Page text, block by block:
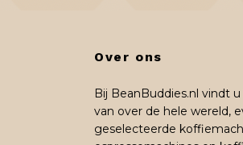
Over ons
Bij BeanBuddies.nl vindt
van over de hele wereld,
geselecteerde